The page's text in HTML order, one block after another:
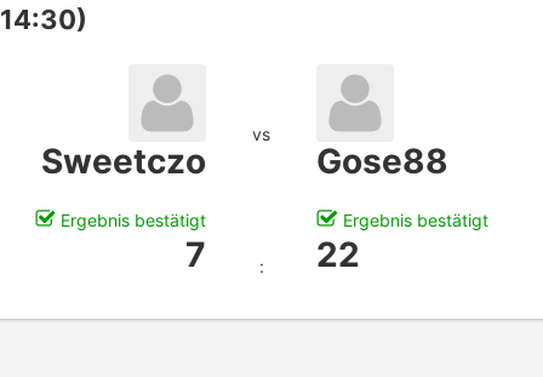
14:30)
Sweetczo
vs
Gose88
Ergebnis bestätigt Ergebnis bestätigt
7 : 22